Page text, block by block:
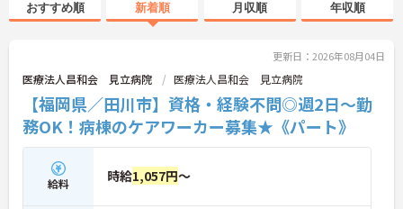
おすすめ順 新着順 月収順 年収順
更新日：2026年08月04日
医療法人昌和会 見立病院 医療法人昌和会 見立病院
【福岡県／田川市】資格・経験不問◎週2日～勤
務OK！病棟のケアワーカー募集★《パート》
給料 時給1,057円～